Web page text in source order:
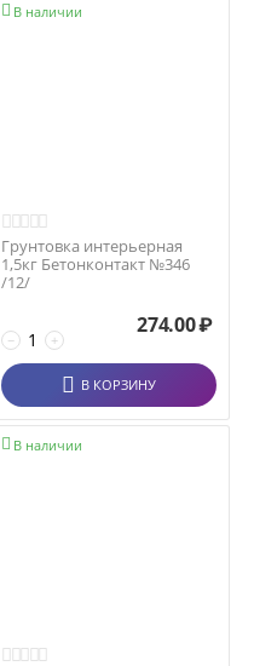
В наличии

Грунтовка интерьерная
1,5кг Бетонконтакт №346
/12/
+
−
274.00₽
В КОРЗИНУ
В наличии
